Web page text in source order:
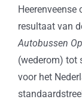
resultaat van
Autobussen
(wederom) tot
voor het